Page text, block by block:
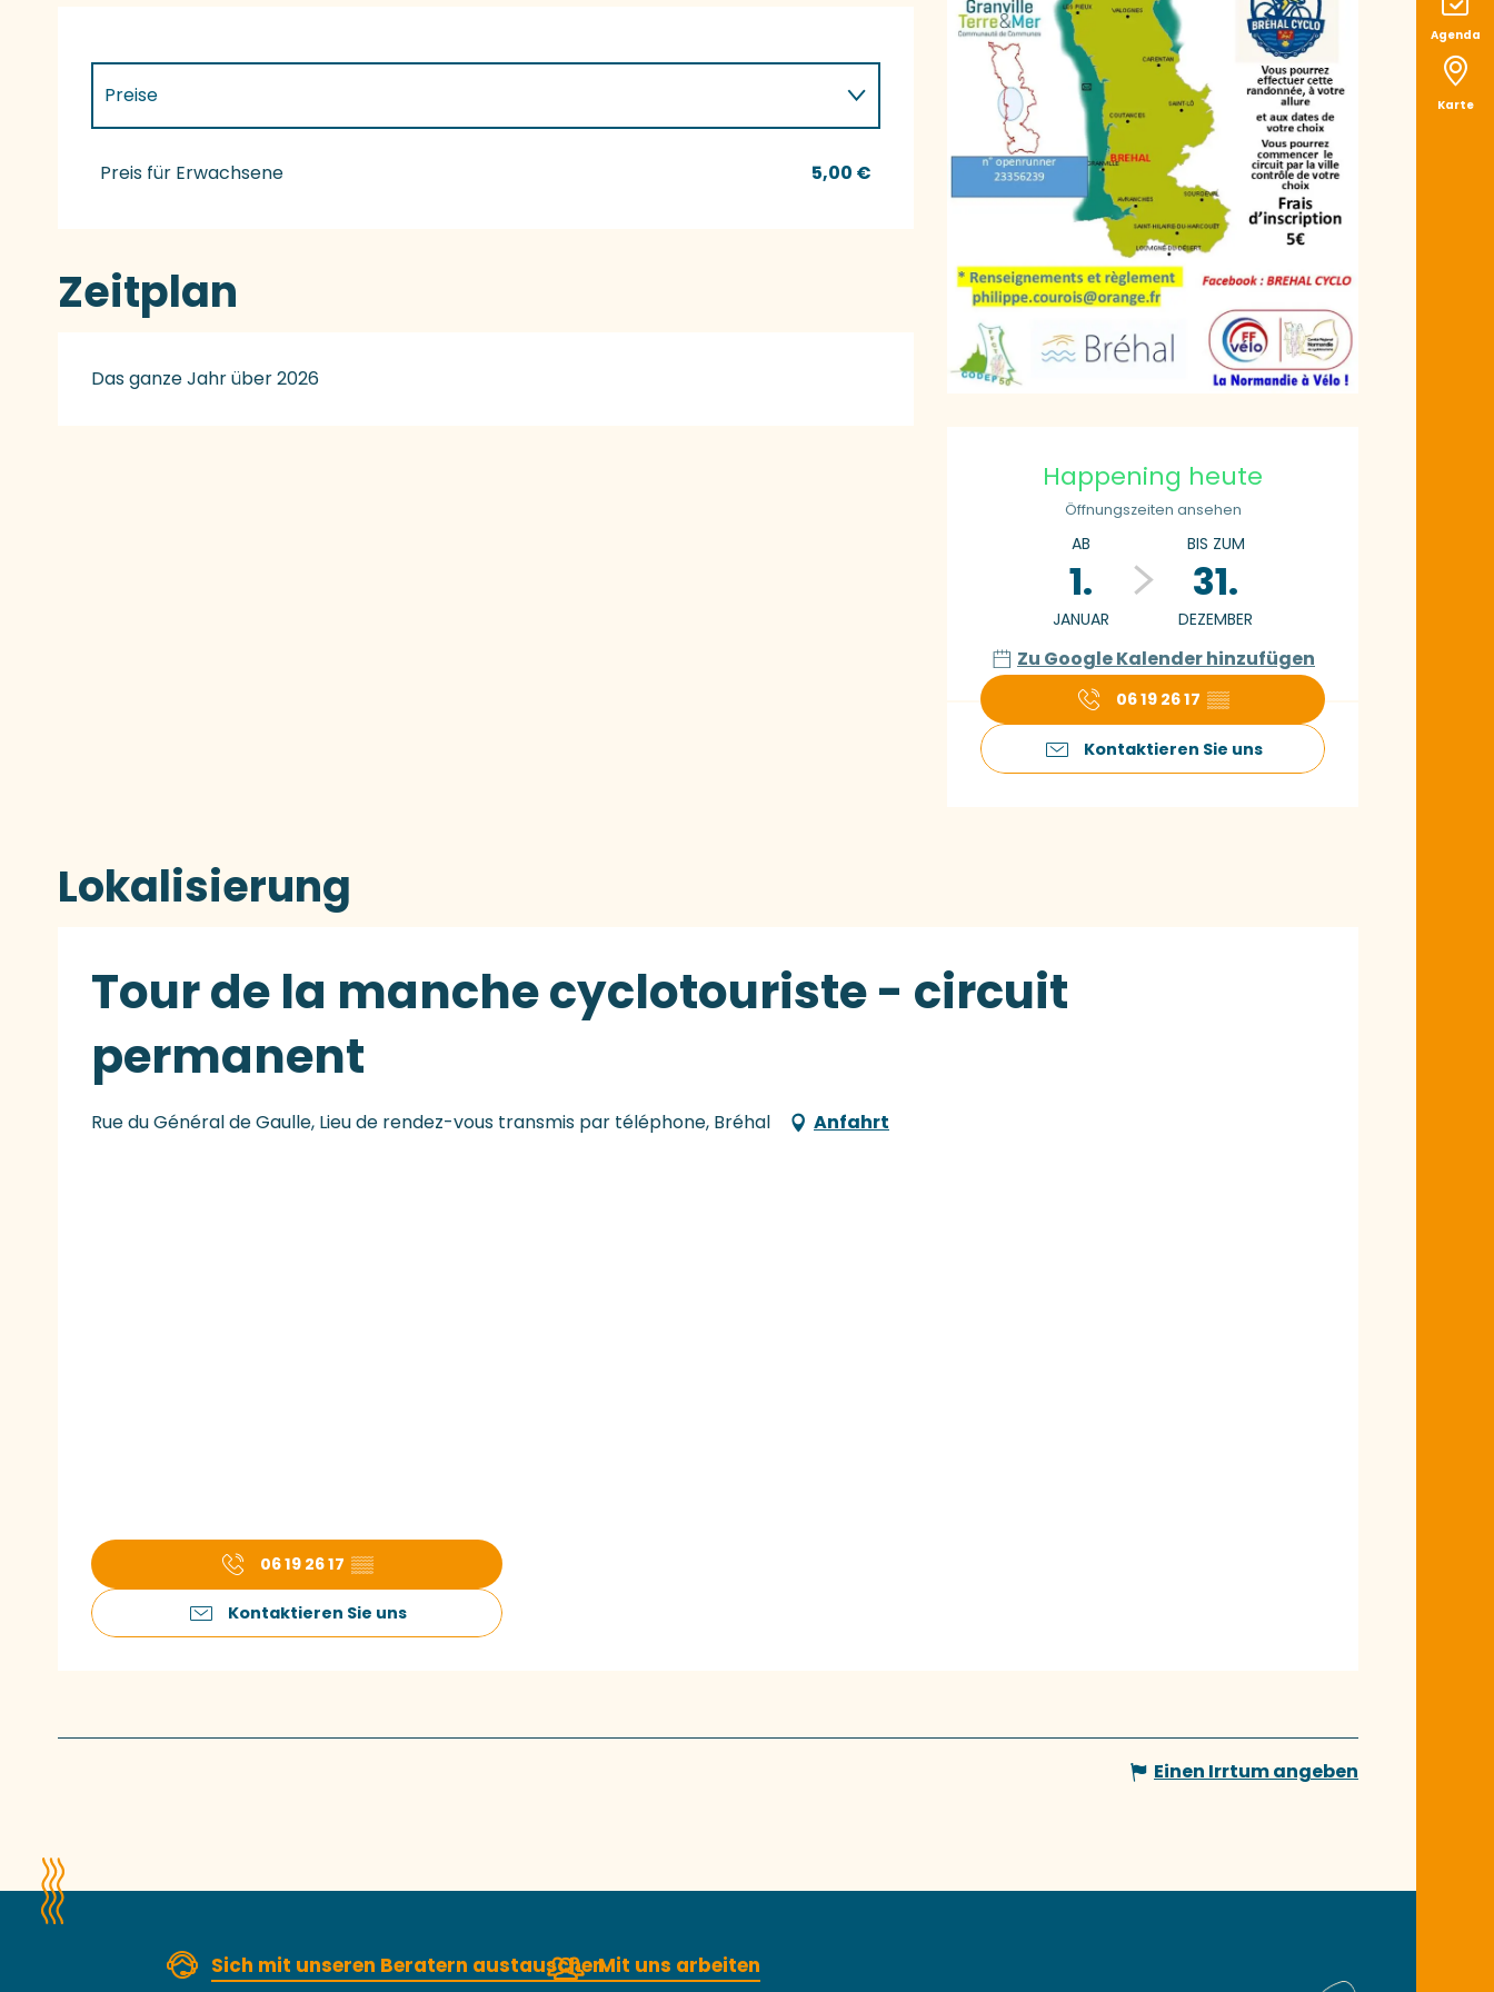
Agenda
Karte
Öffnungszeiten &
Happening heute
Öffnungszeiten ansehen
AB
1.
JANUAR
BIS ZUM
31.
DEZEMBER
Zu Google Kalender hinzufügen
06 19 26 17 ▒▒
Kontaktieren Sie uns
Preise
Preise 2027
Preis für Erwachsene 5,00 €
Zeitplan
Das ganze Jahr über 2026
Lokalisierung
Tour de la manche cyclotouriste - circuit
permanent
Rue du Général de Gaulle, Lieu de rendez-vous transmis par téléphone, Bréhal Anfahrt
06 19 26 17 ▒▒
Kontaktieren Sie uns
Einen Irrtum angeben
Sich mit unseren Beratern austauschenMit uns arbeiten